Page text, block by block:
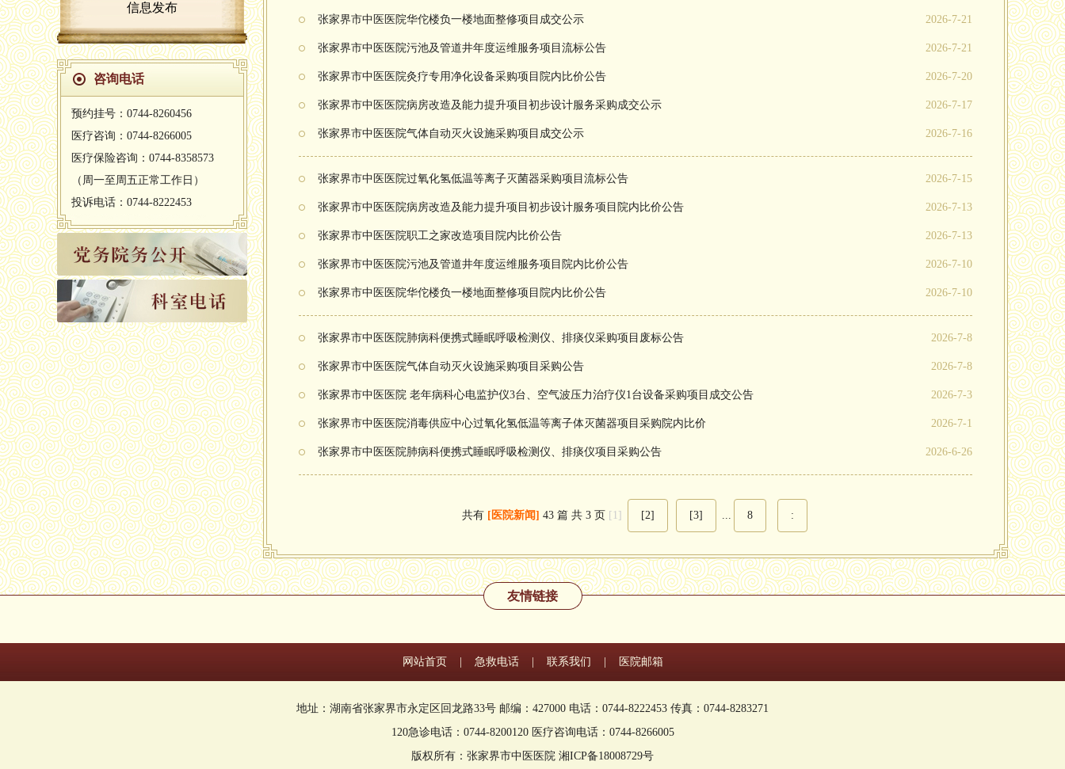
信息发布
咨询电话
预约挂号：0744-8260456
医疗咨询：0744-8266005
医疗保险咨询：0744-8358573
（周一至周五正常工作日）
投诉电话：0744-8222453
2026-7-21
张家界市中医医院华佗楼负一楼地面整修项目成交公示
2026-7-21
张家界市中医医院污池及管道井年度运维服务项目流标公告
2026-7-20
张家界市中医医院灸疗专用净化设备采购项目院内比价公告
2026-7-17
张家界市中医医院病房改造及能力提升项目初步设计服务采购成交公示
2026-7-16
张家界市中医医院气体自动灭火设施采购项目成交公示
2026-7-15
张家界市中医医院过氧化氢低温等离子灭菌器采购项目流标公告
2026-7-13
张家界市中医医院病房改造及能力提升项目初步设计服务项目院内比价公告
2026-7-13
张家界市中医医院职工之家改造项目院内比价公告
2026-7-10
张家界市中医医院污池及管道井年度运维服务项目院内比价公告
2026-7-10
张家界市中医医院华佗楼负一楼地面整修项目院内比价公告
2026-7-8
张家界市中医医院肺病科便携式睡眠呼吸检测仪、排痰仪采购项目废标公告
2026-7-8
张家界市中医医院气体自动灭火设施采购项目采购公告
2026-7-3
张家界市中医医院 老年病科心电监护仪3台、空气波压力治疗仪1台设备采购项目成交公告
2026-7-1
张家界市中医医院消毒供应中心过氧化氢低温等离子体灭菌器项目采购院内比价
2026-6-26
张家界市中医医院肺病科便携式睡眠呼吸检测仪、排痰仪项目采购公告
共有 [医院新闻] 43 篇 共 3 页 [1] [2] [3] ... 8 :
友情链接
网站首页 急救电话 联系我们 医院邮箱
地址：湖南省张家界市永定区回龙路33号 邮编：427000 电话：0744-8222453 传真：0744-8283271
120急诊电话：0744-8200120 医疗咨询电话：0744-8266005
版权所有：张家界市中医医院 湘ICP备18008729号